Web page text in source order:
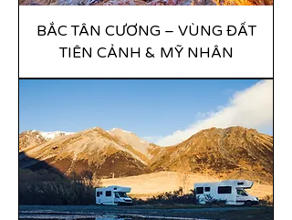
BẮC TÂN CƯƠNG – VÙNG ĐẤT
TIÊN CẢNH & MỸ NHÂN